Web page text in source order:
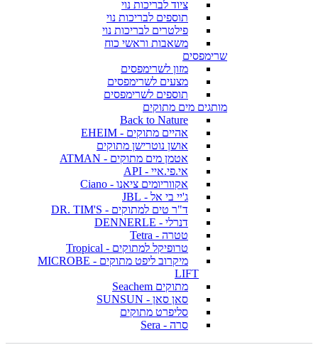
ציוד לבריכות נוי
תוספים לבריכות נוי
פילטרים לבריכות נוי
משאבות וראשי כוח
שרימפסים
מזון לשרימפסים
מצעים לשרימפסים
תוספים לשרימפסים
מותגים מים מתוקים
Back to Nature
אהיים מתוקים - EHEIM
אושן נוטרישן מתוקים
אטמן מים מתוקים - ATMAN
אי.פי.איי - API
אקווריומים ציאנו - Ciano
ג'יי בי אל - JBL
ד"ר טים למתוקים - DR. TIM'S
דנרלי - DENNERLE
טטרה - Tetra
טרופיקל למתוקים - Tropical
מיקרוב ליפט מתוקים - MICROBE
LIFT
מתוקים Seachem
סאן סאן - SUNSUN
סליפרט מתוקים
סרה - Sera